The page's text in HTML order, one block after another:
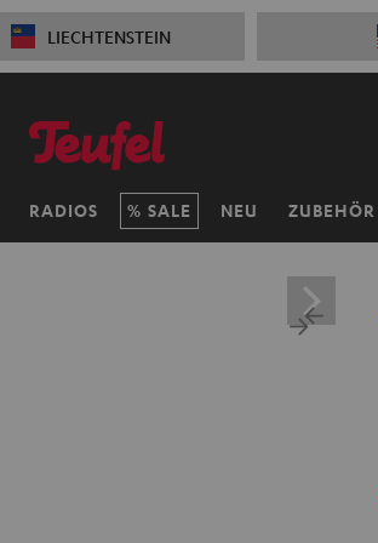
LIECHTENSTEIN
RADIOS SALE NEU ZUBEHÖR